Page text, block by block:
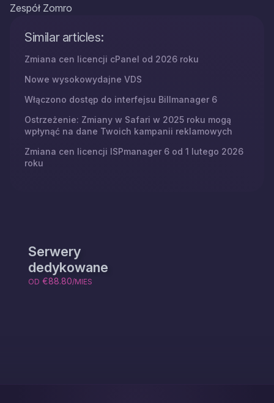
Zespół Zomro
Similar articles:
Zmiana cen licencji cPanel od 2026 roku
Nowe wysokowydajne VDS
Włączono dostęp do interfejsu Billmanager 6
Ostrzeżenie: Zmiany w Safari w 2025 roku mogą
wpłynąć na dane Twoich kampanii reklamowych
Zmiana cen licencji ISPmanager 6 od 1 lutego 2026
roku
Serwery
dedykowane
OD €88.80/MIES